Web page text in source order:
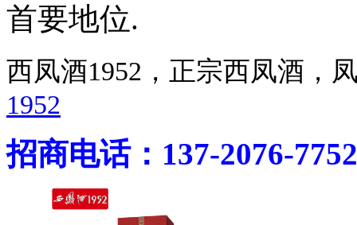
首要地位.
西凤酒1952，正宗西凤酒
1952
招商电话：137-2076-7752